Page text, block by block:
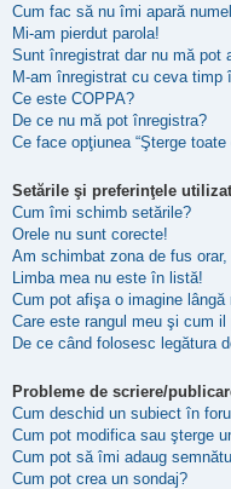
Cum fac să nu îmi apară
Mi-am pierdut parola!
Sunt înregistrat dar nu mă pot
M-am înregistrat cu ceva timp
Ce este COPPA?
De ce nu mă pot înregistra?
Ce face opţiunea “Şterge
Setările şi preferinţele
Cum îmi schimb setările?
Orele nu sunt corecte!
Am schimbat zona de fus
Limba mea nu este în listă!
Cum pot afişa o imagine
Care este rangul meu şi cum
De ce când folosesc legătura
Probleme de scriere/
Cum deschid un subiect în
Cum pot modifica sau şterge
Cum pot să îmi adaug
Cum pot crea un sondaj?